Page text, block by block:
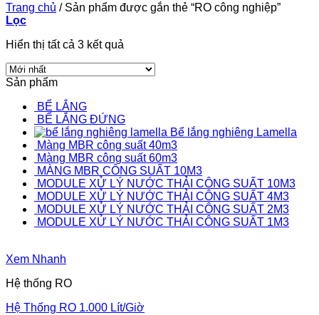
Trang chủ /Sản phẩm được gắn thẻ “RO công nghiệp”
Lọc
Hiển thị tất cả 3 kết quả
Sản phẩm
BỂ LẮNG
BỂ LẮNG ĐỨNG
Bể lắng nghiêng Lamella
Màng MBR công suất 40m3
Màng MBR công suất 60m3
MÀNG MBR CÔNG SUẤT 10M3
MODULE XỬ LÝ NƯỚC THẢI CÔNG SUẤT 10M3
MODULE XỬ LÝ NƯỚC THẢI CÔNG SUẤT 4M3
MODULE XỬ LÝ NƯỚC THẢI CÔNG SUẤT 2M3
MODULE XỬ LÝ NƯỚC THẢI CÔNG SUẤT 1M3
Xem Nhanh
Hệ thống RO
Hệ Thống RO 1.000 Lít/Giờ